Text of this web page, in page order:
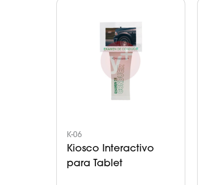
K-06
Kiosco Interactivo
para Tablet